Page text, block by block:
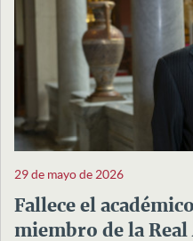
29 de mayo de 2026
Fallece el
miembro de la Real